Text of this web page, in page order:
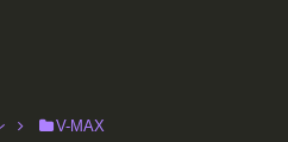
V-MAX